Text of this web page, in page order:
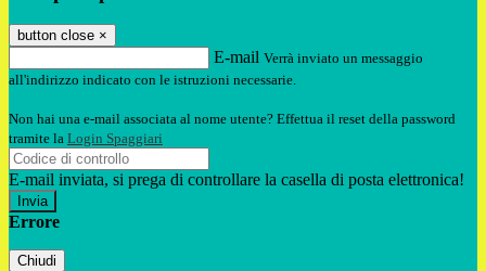
button close ×
E-mail Verrà inviato un messaggio
all'indirizzo indicato con le istruzioni necessarie.
Non hai una e-mail associata al nome utente? Effettua il reset della password
tramite la Login Spaggiari
E-mail inviata, si prega di controllare la casella di posta elettronica!
Errore
Chiudi